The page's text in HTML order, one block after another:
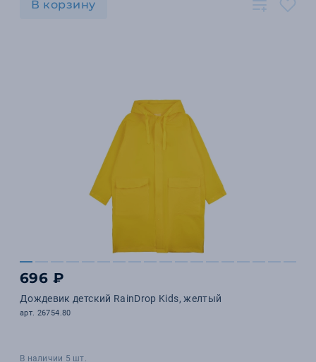
В корзину
696 ₽
Дождевик детский RainDrop Kids, желтый
арт. 26754.80
В наличии 5 шт.